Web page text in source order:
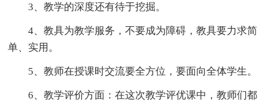
3、教学的深度还有待于挖掘。
4、教具为教学服务，不要成为障碍，教具要力求简
单、实用。
5、教师在授课时交流要全方位，要面向全体学生。
6、教学评价方面：在这次教学评优课中，教师们都